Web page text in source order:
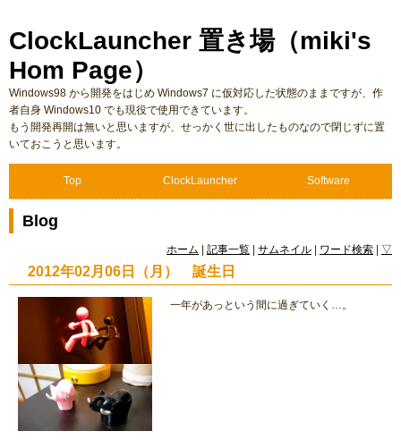
ClockLauncher 置き場（miki's
Hom Page）
Windows98 から開発をはじめ Windows7 に仮対応した状態のままですが、作
者自身 Windows10 でも現役で使用できています。
もう開発再開は無いと思いますが、せっかく世に出したものなので閉じずに置
いておこうと思います。
Top ClockLauncher Software
Blog
ホーム 記事一覧 サムネイル ワード検索 ▽
2012年02月06日（月） 誕生日
一年があっという間に過ぎていく…。